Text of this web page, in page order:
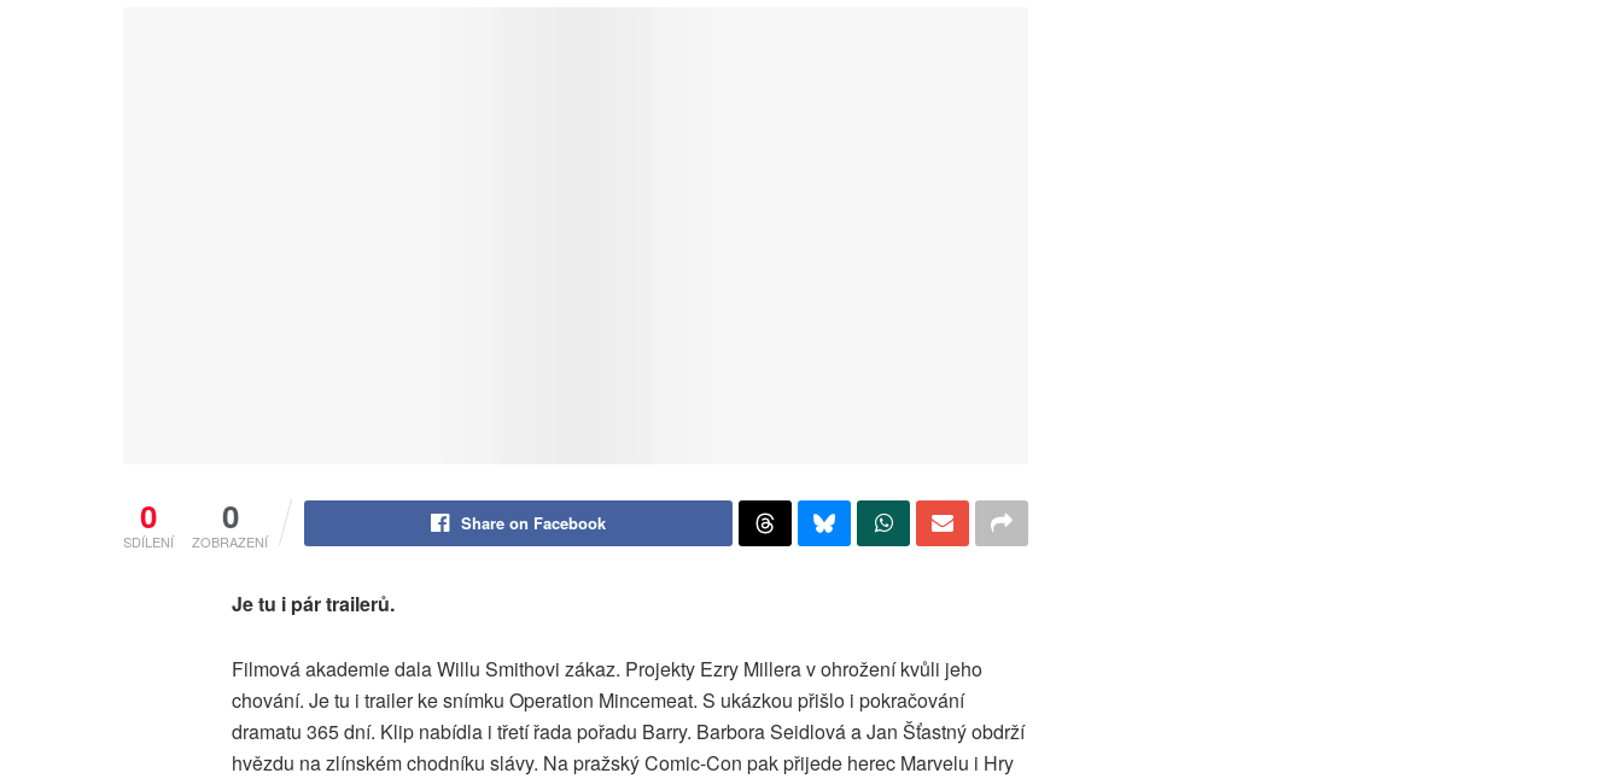
0
SDÍLENÍ
0
ZOBRAZENÍ
Share on Facebook
Je tu i pár trailerů.
Filmová akademie dala Willu Smithovi zákaz. Projekty Ezry Millera v ohrožení kvůli jeho
chování. Je tu i trailer ke snímku Operation Mincemeat. S ukázkou přišlo i pokračování
dramatu 365 dní. Klip nabídla i třetí řada pořadu Barry. Barbora Seidlová a Jan Šťastný obdrží
hvězdu na zlínském chodníku slávy. Na pražský Comic-Con pak přijede herec Marvelu i Hry